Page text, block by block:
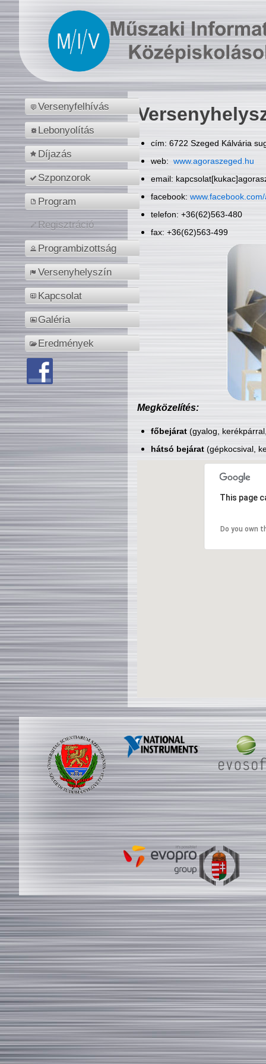
Versenyfelhívás
Lebonyolítás
Díjazás
Szponzorok
Program
Regisztráció
Programbizottság
Versenyhelyszín
Kapcsolat
Galéria
Eredmények
cím: 6722 Szeged Kálvária
web: www.agoraszeged.hu
email:
facebook:
telefon: +36(62)563-480
fax: +36(62)563-499
Megközelítés:
főbejárat(gyalog,
hátsó bejárat(gépkocsival,
This page
Do you own